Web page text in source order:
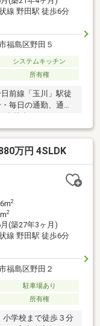
線 野田駅 徒歩6分
福島区野田５
システムキッチン
所有権
前線「玉川」駅徒
毎日の通勤、通
い安心のオール電
設置済・水回りに
付き・リビングお
とにCGで作成した
フォーム費用は価
合は別途費用が発
万円 4SLDK
2
2
(築27年3ヶ月)
線 野田駅 徒歩6分
福島区野田２
駐車場あり
所有権
学校まで徒歩３分